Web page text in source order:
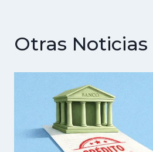
Otras Noticias